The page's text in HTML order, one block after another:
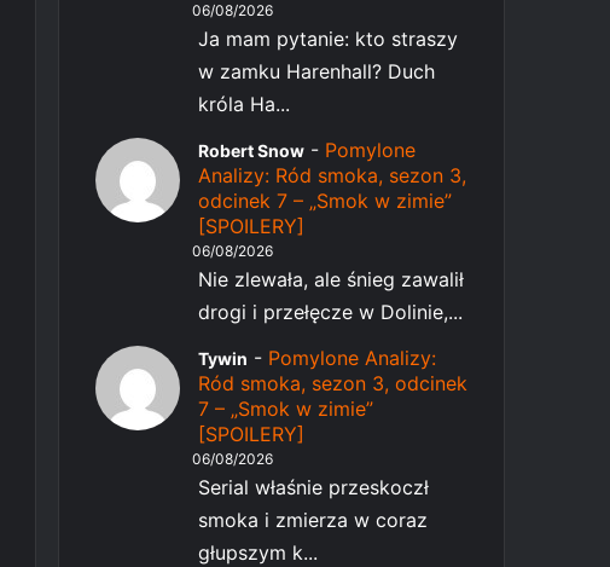
06/08/2026
Ja mam pytanie: kto straszy
w zamku Harenhall? Duch
króla Ha...
Robert Snow - Pomylone
Analizy: Ród smoka, sezon 3,
odcinek 7 – „Smok w zimie”
[SPOILERY]
06/08/2026
Nie zlewała, ale śnieg zawalił
drogi i przełęcze w Dolinie,...
Tywin - Pomylone Analizy:
Ród smoka, sezon 3, odcinek
7 – „Smok w zimie”
[SPOILERY]
06/08/2026
Serial właśnie przeskoczł
smoka i zmierza w coraz
głupszym k...